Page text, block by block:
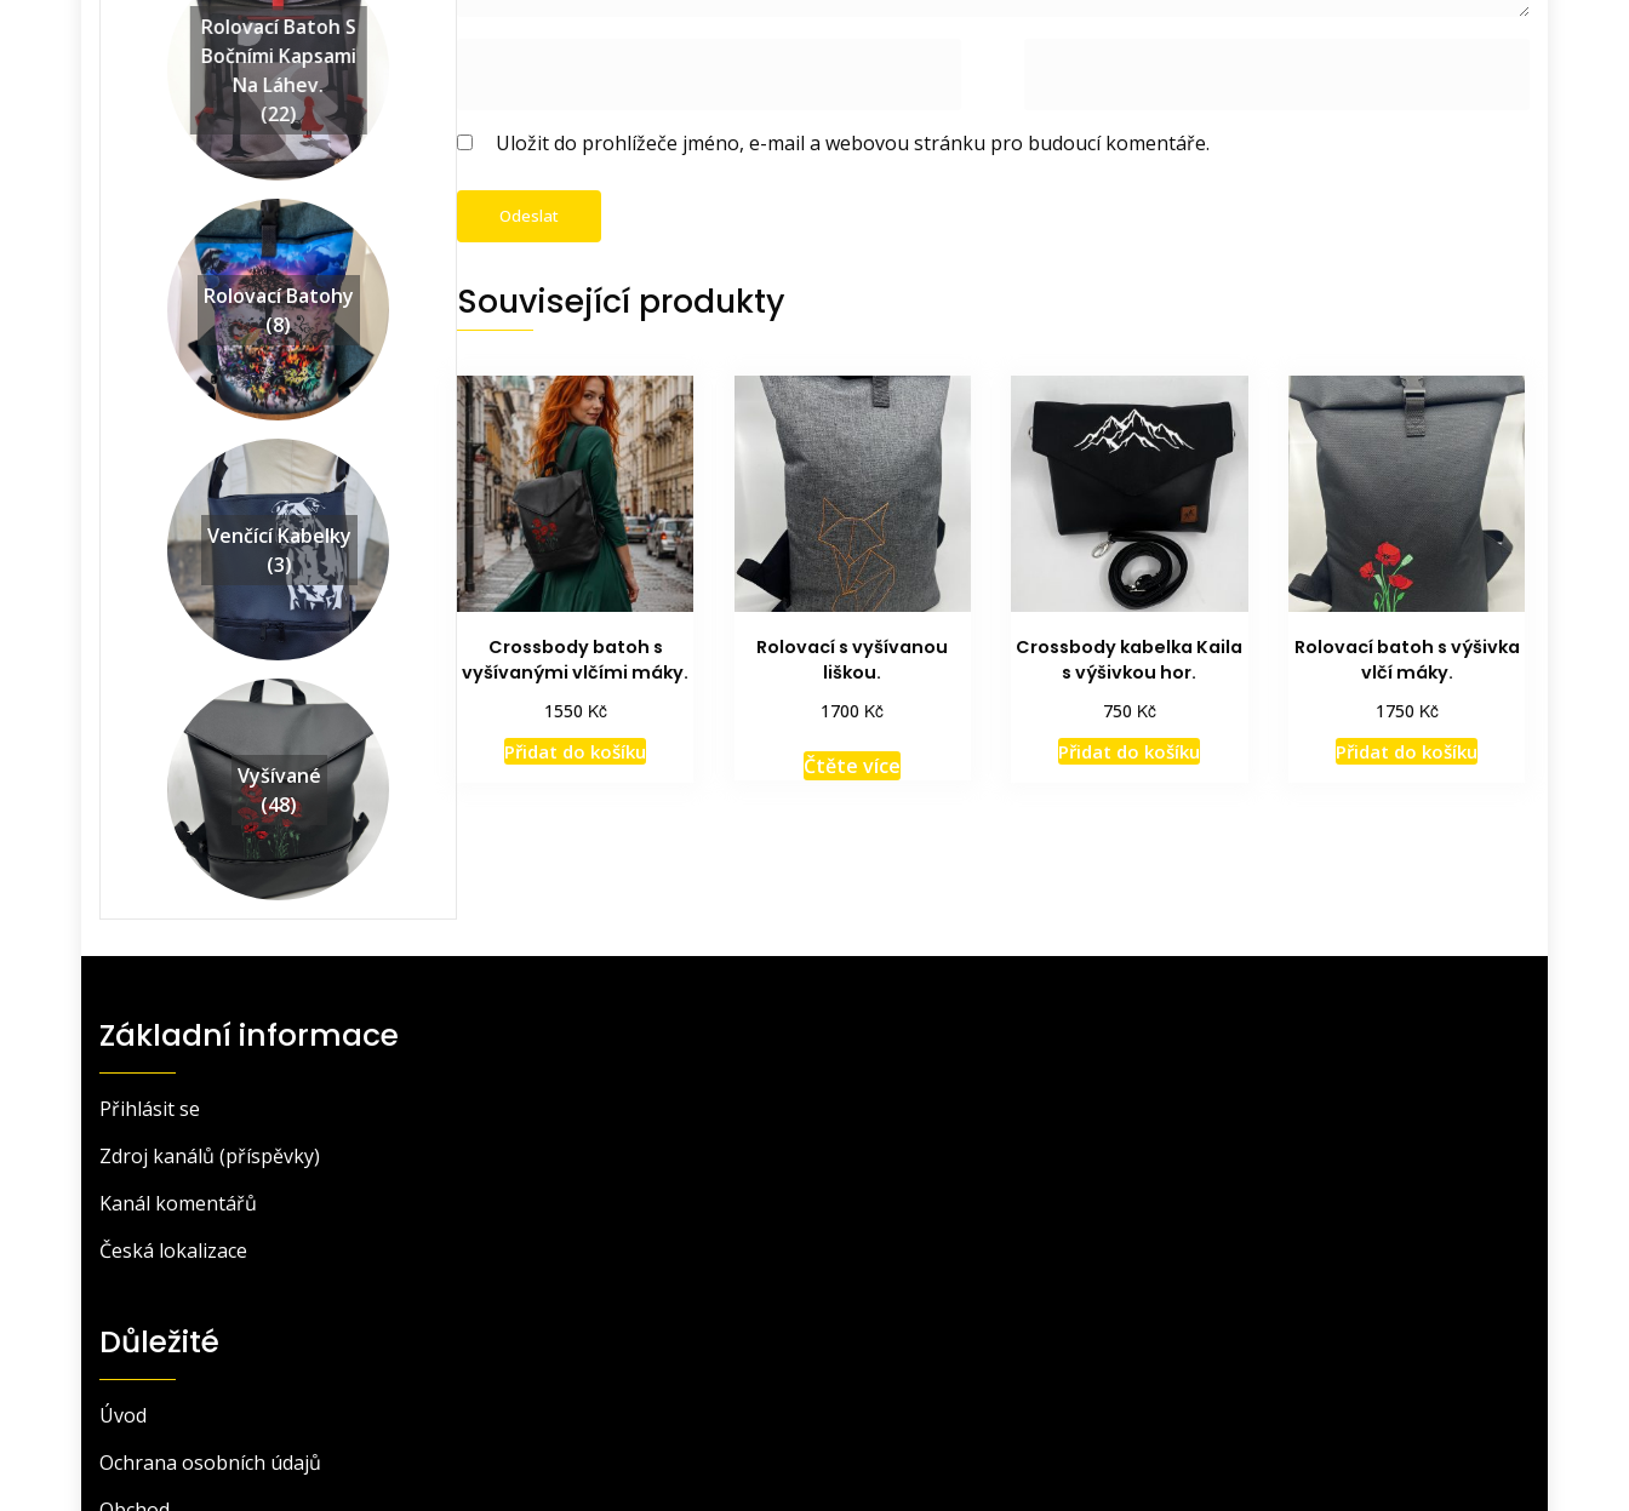
Uložit do prohlížeče jméno, e-mail a webovou stránku pro budoucí komentáře.
Související produkty
Crossbody batoh s
vyšívanými vlčími máky.
1550 Kč
Přidat do košíku
Rolovací s vyšívanou
liškou.
1700 Kč
Čtěte více
Crossbody kabelka Kaila
s výšivkou hor.
750 Kč
Přidat do košíku
Rolovací batoh s výšivka
vlčí máky.
1750 Kč
Přidat do košíku
Rolovací Batoh S
Bočními Kapsami
Na Láhev.
(22)
Rolovací Batohy
(8)
Venčící Kabelky
(3)
Vyšívané
(48)
Základní informace
Přihlásit se
Zdroj kanálů (příspěvky)
Kanál komentářů
Česká lokalizace
Důležité
Úvod
Ochrana osobních údajů